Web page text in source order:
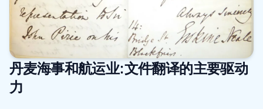
丹麦海事和航运业:文件翻译的主要驱动
力